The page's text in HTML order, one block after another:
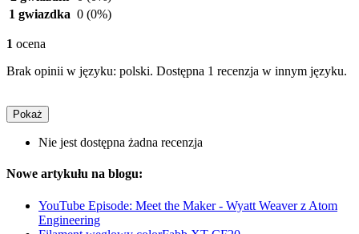
1 gwiazdka 0 (0%)
1 ocena
Brak opinii w języku: polski. Dostępna 1 recenzja w innym języku.
Pokaż
Nie jest dostępna żadna recenzja
Nowe artykułu na blogu:
YouTube Episode: Meet the Maker - Wyatt Weaver z Atom
Engineering